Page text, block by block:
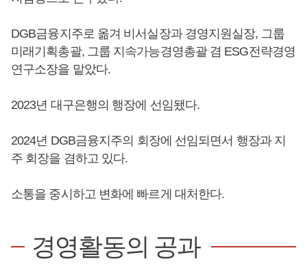
DGB금융지주로 옮겨 비서실장과 경영지원실장, 그룹
미래기획총괄, 그룹 지속가능경영총괄 겸 ESG전략경영
연구소장을 맡았다.
2023년 대구은행의 행장에 선임됐다.
2024년 DGB금융지주의 회장에 선임되면서 행장과 지
주 회장을 겸하고 있다.
소통을 중시하고 변화에 빠르게 대처한다.
경영활동의 공과